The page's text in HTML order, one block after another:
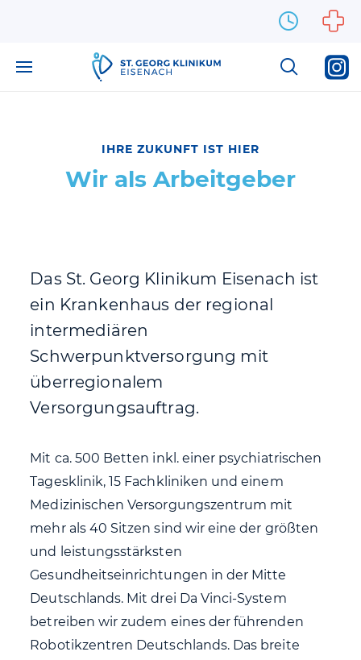
IHRE ZUKUNFT IST HIER
Wir als Arbeitgeber
Das St. Georg Klinikum Eisenach ist
ein Krankenhaus der regional
intermediären
Schwerpunktversorgung mit
überregionalem
Versorgungsauftrag.
Mit ca. 500 Betten inkl. einer psychiatrischen
Tagesklinik, 15 Fachkliniken und einem
Medizinischen Versorgungszentrum mit
mehr als 40 Sitzen sind wir eine der größten
und leistungsstärksten
Gesundheitseinrichtungen in der Mitte
Deutschlands. Mit drei Da Vinci-System
betreiben wir zudem eines der führenden
Robotikzentren Deutschlands. Das breite